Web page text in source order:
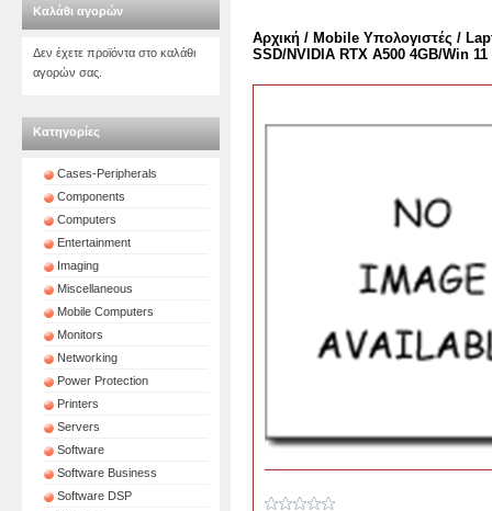
Καλάθι αγορών
Δεν έχετε προϊόντα στο καλάθι
αγορών σας.
Κατηγορίες
Cases-Peripherals
Components
Computers
Entertainment
Imaging
Miscellaneous
Mobile Computers
Monitors
Networking
Power Protection
Printers
Servers
Software
Software Business
Software DSP
Αρχική / Mobile Υπολογιστές /
SSD/NVIDIA RTX A500 4GB/Win